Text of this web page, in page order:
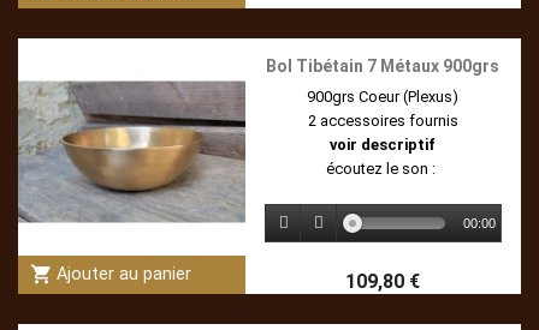
shopping_cart Ajouter au panier
Bol Tibétain 7 Métaux 900grs
900grs Coeur (Plexus)
2 accessoires fournis
voir descriptif
écoutez le son :
00:00
109,80 €